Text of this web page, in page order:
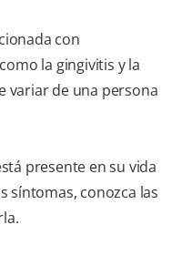
con
la gingivitis y la
variar de una persona
presente en su vida
síntomas, conozca las